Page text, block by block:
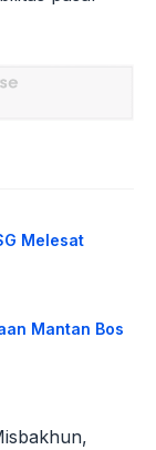
Melesat
Mantan Bos